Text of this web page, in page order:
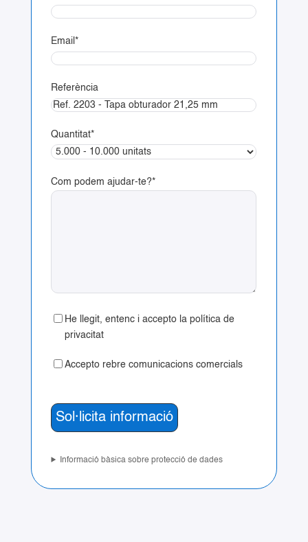
Email *
Referència
Quantitat*
Com podem ajudar-te?*
He llegit, entenc i accepto la política de
privacitat
Accepto rebre comunicacions comercials
Informació bàsica sobre protecció de dades